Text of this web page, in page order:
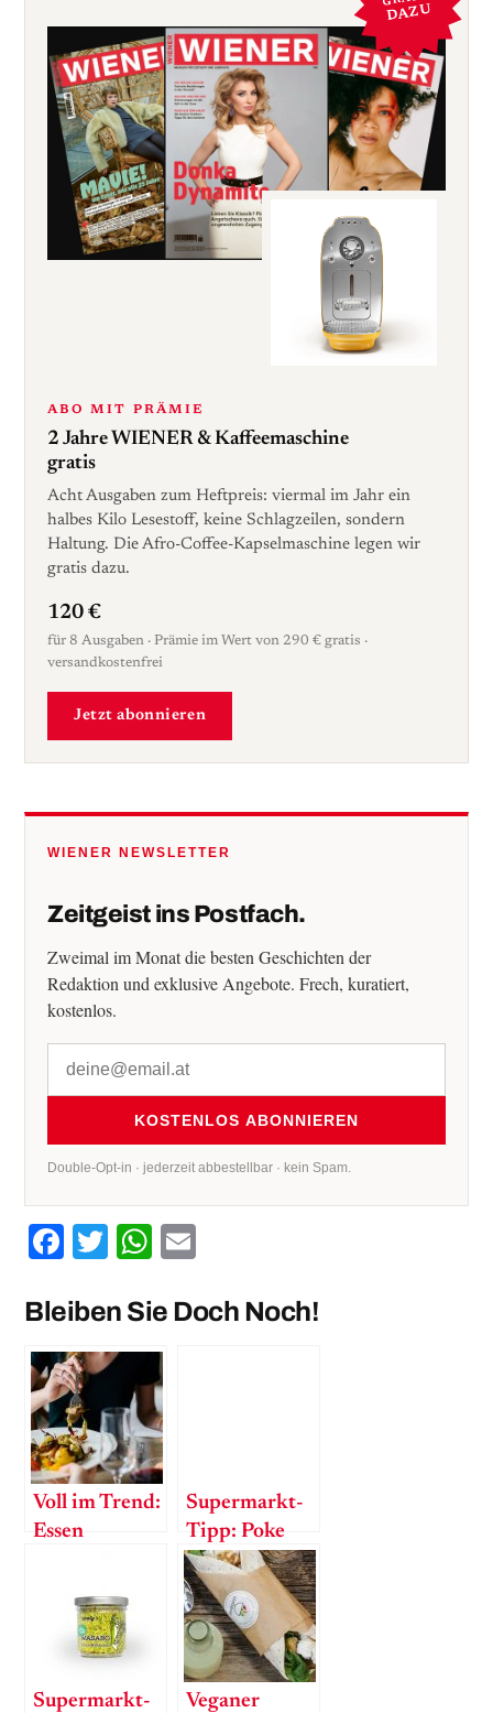
DAZU
ABO MIT PRÄMIE
2 Jahre WIENER & Kaffeemaschine
gratis
Acht Ausgaben zum Heftpreis: viermal im Jahr ein
halbes Kilo Lesestoff, keine Schlagzeilen, sondern
Haltung. Die Afro-Coffee-Kapselmaschine legen wir
gratis dazu.
120 €
für 8 Ausgaben · Prämie im Wert von 290 € gratis ·
versandkostenfrei
Jetzt abonnieren
WIENER NEWSLETTER
Zeitgeist ins Postfach.
Zweimal im Monat die besten Geschichten der
Redaktion und exklusive Angebote. Frech, kuratiert,
kostenlos.
KOSTENLOS ABONNIEREN
Double-Opt-in · jederzeit abbestellbar · kein Spam.
Facebook
TwitterWhatsApp
Bleiben Sie Doch Noch!
Voll im Trend:
Essen
Supermarkt-
Tipp: Poke
Sauce
Supermarkt-
Veganer